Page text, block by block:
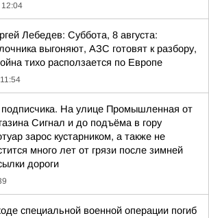
12:04
Лебедев: Суббота, 8 августа:
выгоняют, АЗС готовят к разбору,
тихо расползается по Европе
11:54
На улице Промышленная от
Сигнал и до подъёма в гору
зарос кустарником, а также не
много лет от грязи после зимней
дороги
специальной военной операции погиб